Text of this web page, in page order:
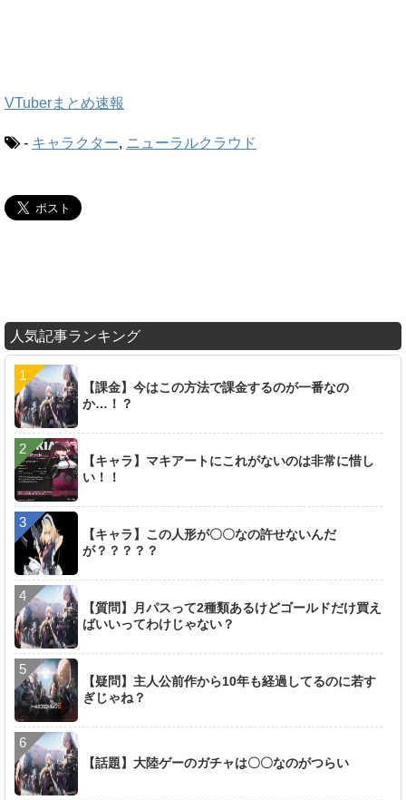
VTuberまとめ速報
- キャラクター, ニューラルクラウド
人気記事ランキング
【課金】今はこの方法で課金するのが一番なの
か…！？
【キャラ】マキアートにこれがないのは非常に惜し
い！！
【キャラ】この人形が〇〇なの許せないんだ
が？？？？？
【質問】月パスって2種類あるけどゴールドだけ買え
ばいいってわけじゃない？
【疑問】主人公前作から10年も経過してるのに若す
ぎじゃね？
【話題】大陸ゲーのガチャは〇〇なのがつらい